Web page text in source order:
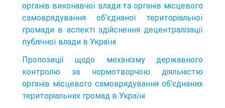
органів виконавчої влади та органів місцевого
самоврядування об'єднаної територіальної
громади в аспекті здійснення децентралізації
публічної влади в Україні
Пропозиції щодо механізму державного
контролю за нормотворчою діяльністю
органів місцевого самоврядування об'єднаних
територіальних громад в Україні